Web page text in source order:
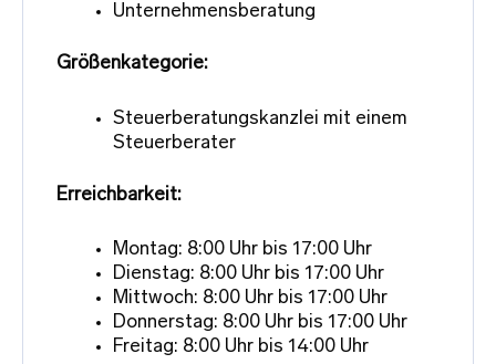
Unternehmensberatung
Größenkategorie:
Steuerberatungskanzlei mit einem
Steuerberater
Erreichbarkeit:
Montag: 8:00 Uhr bis 17:00 Uhr
Dienstag: 8:00 Uhr bis 17:00 Uhr
Mittwoch: 8:00 Uhr bis 17:00 Uhr
Donnerstag: 8:00 Uhr bis 17:00 Uhr
Freitag: 8:00 Uhr bis 14:00 Uhr